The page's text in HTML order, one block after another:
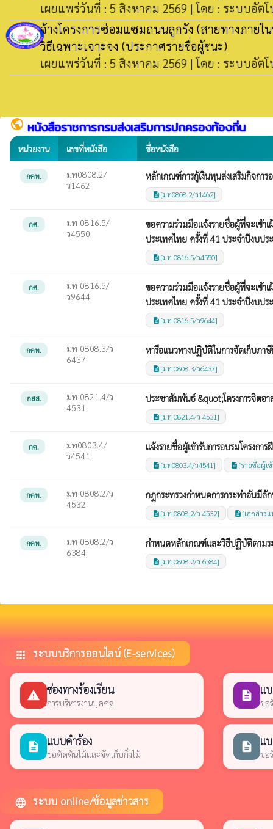
เผยแพร่วันที่ : 5 สิงหาคม 2569 | โดย : ระบบอัตโ
จ้างโครงการซ่อมแซมถนนลูกรัง (สายทางภาย
วิธีเฉพาะเจาะจง (ประกาศรายชื่อผู้ชนะ)
เผยแพร่วันที่ : 5 สิงหาคม 2569 | โดย : ระบบอัตโ
public หนังสือราชการกรมส่งเสริมการปกครองท้องถิ่น
หน่วยงาน เลขที่หนังสือ ชื่อหนังสือ
กคท.
มท0808.2/
ว1462
หลักเกณฑ์การกู้เงินทุนส่งเสริมกิจการ
description [มท0808.2/ว1462]
กศ.
มท 0816.5/
ว4550
ขอความร่วมมือแจ้งรายชื่อผู้ที่จะเข้า
ประเทศไทย ครั้งที่ 41 ประจำปีงบป
description [มท 0816.5/ว4550]
กศ.
มท 0816.5/
ว9644
ขอความร่วมมือแจ้งรายชื่อผู้ที่จะเข้า
ประเทศไทย ครั้งที่ 41 ประจำปีงบป
description [มท 0816.5/ว9644]
กคท.
มท 0808.3/ว
6437
หารือแนวทางปฏิบัติในการจัดเก็บภา
description [มท 0808.3/ว6437]
กสส.
มท 0821.4/ว
4531
ประชาสัมพันธ์ &quot;โครงการจิตอ
description [มท 0821.4/ว 4531]
กค.
มท0803.4/
ว4541
แจ้งรายชื่อผู้เข้ารับการอบรมโครงก
description [มท0803.4/ว4541] description [รายชื่อผู้เ
กคท.
มท 0808.2/ว
4532
กฎกระทรวงกำหนดการกระทำอันมีลั
description [มท 0808.2/ว 4532] description [เอกสาร
กคท.
มท 0808.2/ว
6384
กำหนดหลักเกณฑ์และวิธีปฏิบัติตามร
description [มท 0808.2/ว 6384]
apps ระบบบริการออนไลน์ (E-services)
report_problem ช่องทางร้องเรียน
การบริหารงานบุคคล
description แ
ขอ
description แบบคำร้อง
ขอตัดตันไม้และจัดเก็บกิ่งไม้
description แ
ขอ
language ระบบ online/ข้อมูลข่าวสาร